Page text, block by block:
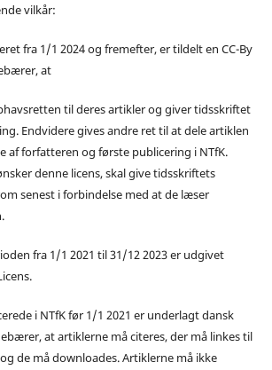
vilkår:
fra 1/1 2024 og fremefter, er tildelt en CC-By
at
til deres artikler og giver tidsskriftet
Endvidere gives andre ret til at dele artiklen
af forfatteren og første publicering i NTfK.
denne licens, skal give tidsskriftets
senest i forbindelse med at de læser
fra 1/1 2021 til 31/12 2023 er udgivet
i NTfK før 1/1 2021 er underlagt dansk
at artiklerne må citeres, der må linkes til
de må downloades. Artiklerne må ikke